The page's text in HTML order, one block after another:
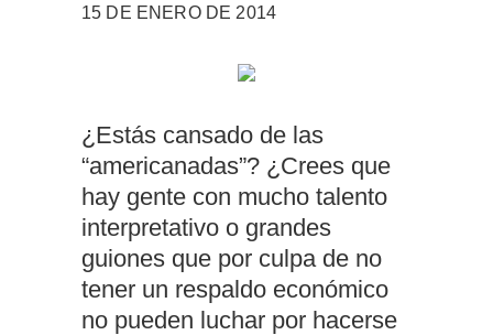
15 DE ENERO DE 2014
¿Estás cansado de las
“americanadas”? ¿Crees que
hay gente con mucho talento
interpretativo o grandes
guiones que por culpa de no
tener un respaldo económico
no pueden luchar por hacerse